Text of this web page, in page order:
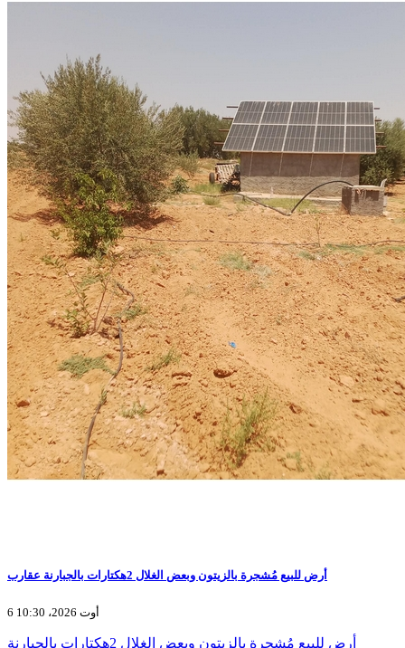
أرض للبيع مُشجرة بالزيتون وبعض الغلال 2هكتارات بالجبارنة عقارب
6 أوت 2026، 10:30
أرض للبيع مُشجرة بالزيتون وبعض الغلال 2هكتارات بالجبارنة